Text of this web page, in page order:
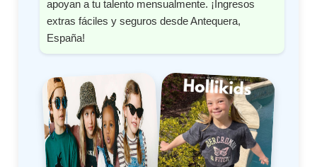
apoyan a tu talento mensualmente. ¡Ingresos
extras fáciles y seguros desde Antequera,
España!